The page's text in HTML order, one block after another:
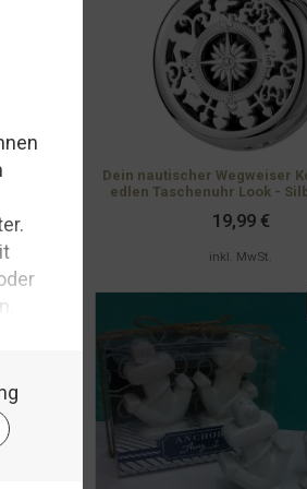
eine
des
see
Dein nautischer Wegweiser
edlen Taschenuhr Look -
19,99 €
inkl. MwSt.